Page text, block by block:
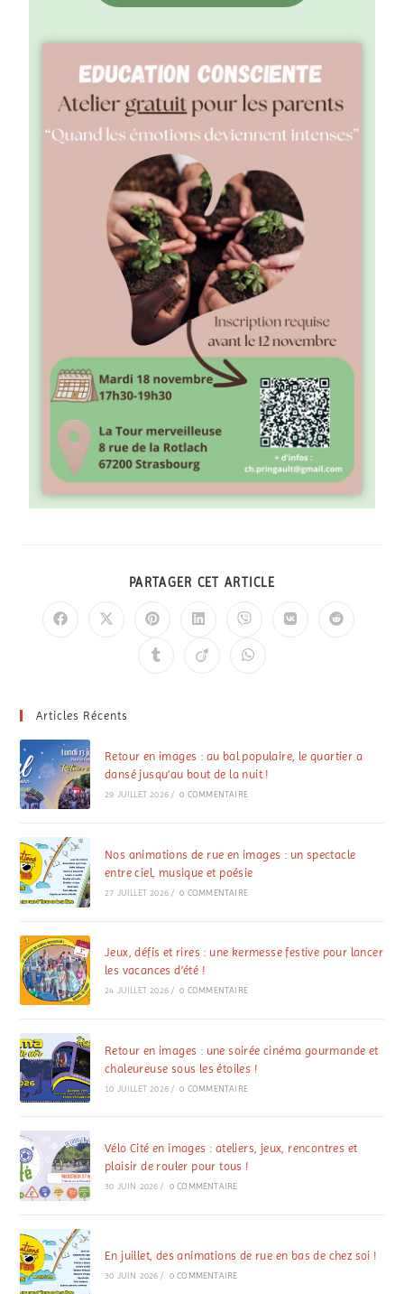
PARTAGER CET ARTICLE
Articles Récents
Retour en images : au bal populaire, le quartier a
dansé jusqu’au bout de la nuit !
29 JUILLET 2026 / 0 COMMENTAIRE
Nos animations de rue en images : un spectacle
entre ciel, musique et poésie
27 JUILLET 2026 / 0 COMMENTAIRE
Jeux, défis et rires : une kermesse festive pour lancer
les vacances d’été !
24 JUILLET 2026 / 0 COMMENTAIRE
Retour en images : une soirée cinéma gourmande et
chaleureuse sous les étoiles !
10 JUILLET 2026 / 0 COMMENTAIRE
Vélo Cité en images : ateliers, jeux, rencontres et
plaisir de rouler pour tous !
30 JUIN 2026 / 0 COMMENTAIRE
En juillet, des animations de rue en bas de chez soi !
30 JUIN 2026 / 0 COMMENTAIRE